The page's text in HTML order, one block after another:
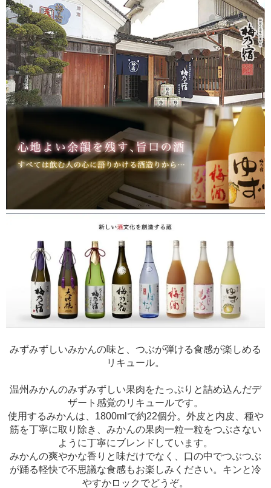
みずみずしいみかんの味と、つぶが弾ける食感が楽しめる
リキュール。
温州みかんのみずみずしい果肉をたっぷりと詰め込んだデ
ザート感覚のリキュールです。
使用するみかんは、1800mlで約22個分。外皮と内皮、種や
筋を丁寧に取り除き、みかんの果肉一粒一粒をつぶさない
ように丁寧にブレンドしています。
みかんの爽やかな香りと味だけでなく、口の中でつぶつぶ
が踊る軽快で不思議な食感もお楽しみください。キンと冷
やすかロックでどうぞ。